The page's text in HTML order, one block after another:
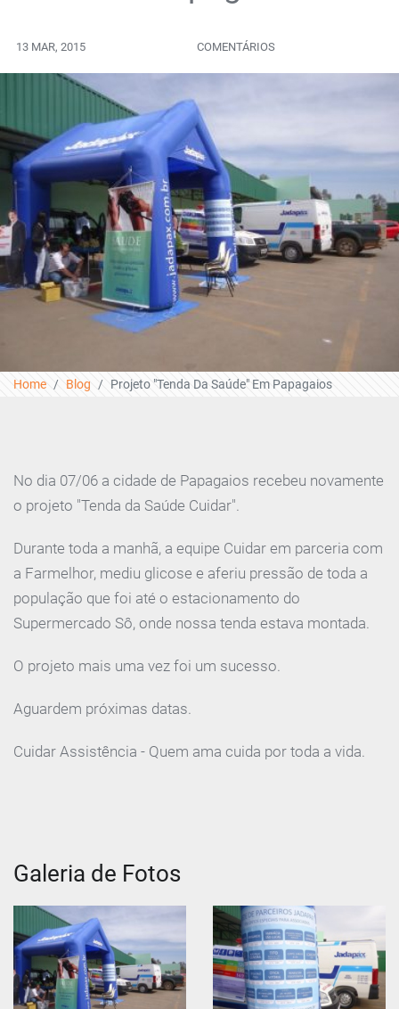
13 MAR, 2015 COMENTÁRIOS
Home Blog Projeto "Tenda Da Saúde" Em Papagaios
No dia 07/06 a cidade de Papagaios recebeu novamente
o projeto "Tenda da Saúde Cuidar".
Durante toda a manhã, a equipe Cuidar em parceria com
a Farmelhor, mediu glicose e aferiu pressão de toda a
população que foi até o estacionamento do
Supermercado Sô, onde nossa tenda estava montada.
O projeto mais uma vez foi um sucesso.
Aguardem próximas datas.
Cuidar Assistência - Quem ama cuida por toda a vida.
Galeria de Fotos